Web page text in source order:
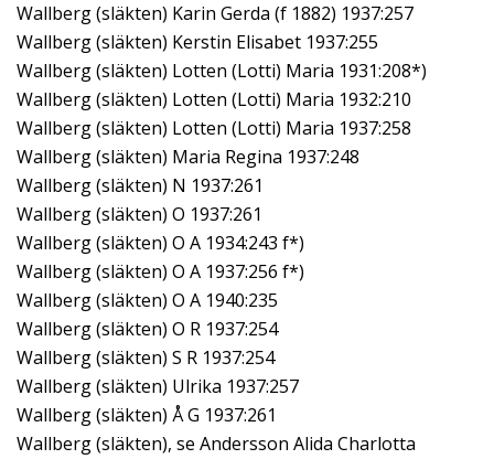
Wallberg (släkten) Karin Gerda (f 1882) 1937:257
Wallberg (släkten) Kerstin Elisabet 1937:255
Wallberg (släkten) Lotten (Lotti) Maria 1931:208*)
Wallberg (släkten) Lotten (Lotti) Maria 1932:210
Wallberg (släkten) Lotten (Lotti) Maria 1937:258
Wallberg (släkten) Maria Regina 1937:248
Wallberg (släkten) N 1937:261
Wallberg (släkten) O 1937:261
Wallberg (släkten) O A 1934:243 f*)
Wallberg (släkten) O A 1937:256 f*)
Wallberg (släkten) O A 1940:235
Wallberg (släkten) O R 1937:254
Wallberg (släkten) S R 1937:254
Wallberg (släkten) Ulrika 1937:257
Wallberg (släkten) Å G 1937:261
Wallberg (släkten), se Andersson Alida Charlotta